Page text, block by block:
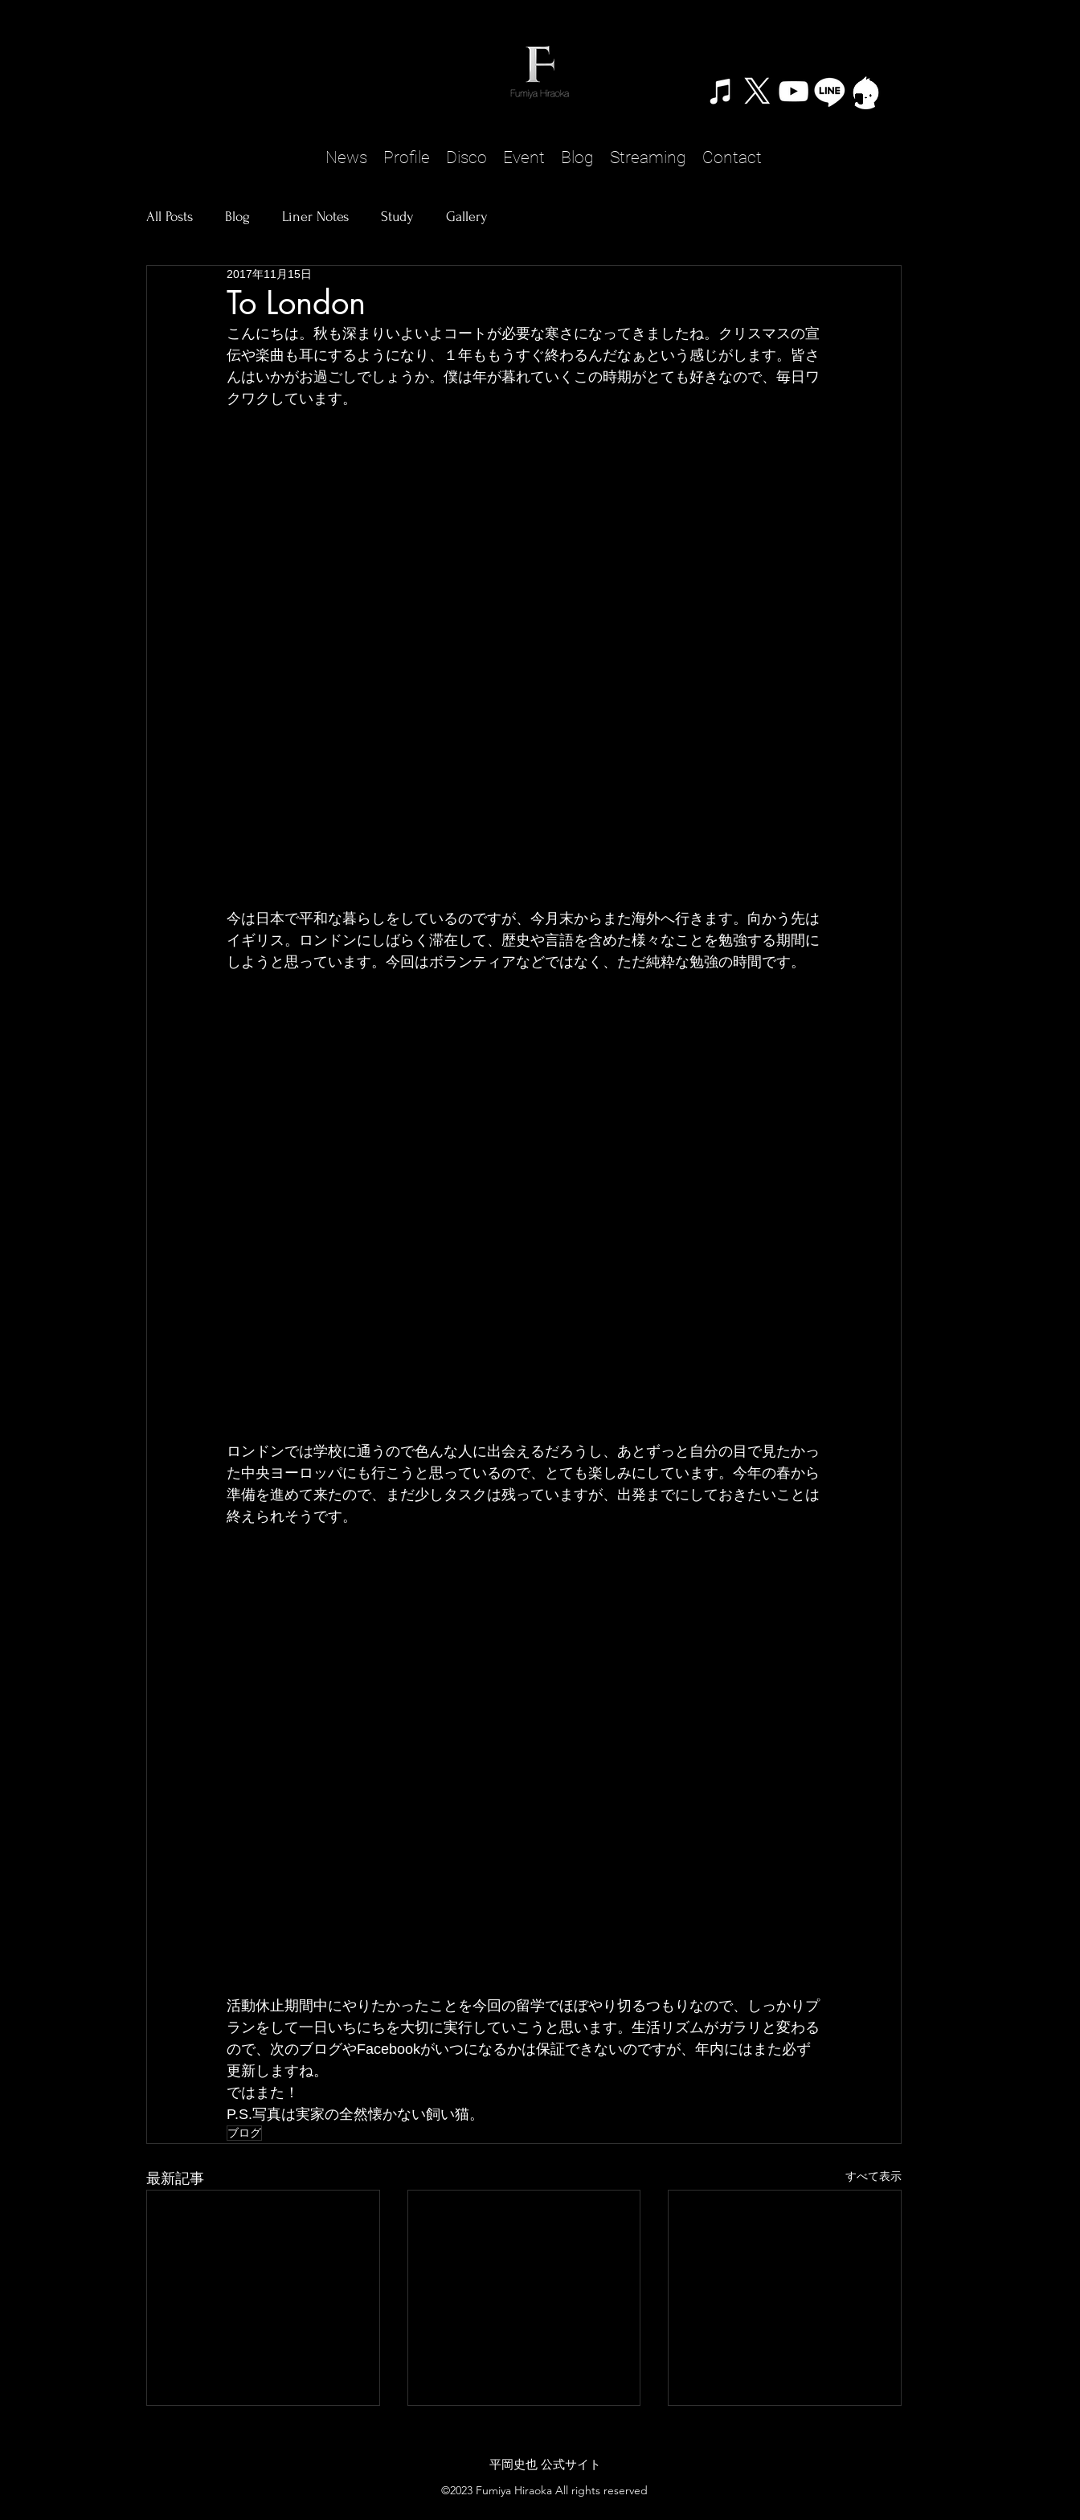
News Profile Disco Event Blog Streaming Contact
All Posts Blog Liner Notes Study Gallery
To London
2017年11月15日
こんにちは。秋も深まりいよいよコートが必要な寒さになってきましたね。クリスマスの宣
伝や楽曲も耳にするようになり、１年ももうすぐ終わるんだなぁという感じがします。皆さ
んはいかがお過ごしでしょうか。僕は年が暮れていくこの時期がとても好きなので、毎日ワ
クワクしています。
今は日本で平和な暮らしをしているのですが、今月末からまた海外へ行きます。向かう先は
イギリス。ロンドンにしばらく滞在して、歴史や言語を含めた様々なことを勉強する期間に
しようと思っています。今回はボランティアなどではなく、ただ純粋な勉強の時間です。
ロンドンでは学校に通うので色んな人に出会えるだろうし、あとずっと自分の目で見たかっ
た中央ヨーロッパにも行こうと思っているので、とても楽しみにしています。今年の春から
準備を進めて来たので、まだ少しタスクは残っていますが、出発までにしておきたいことは
終えられそうです。
活動休止期間中にやりたかったことを今回の留学でほぼやり切るつもりなので、しっかりプ
ランをして一日いちにちを大切に実行していこうと思います。生活リズムがガラリと変わる
ので、次のブログやFacebookがいつになるかは保証できないのですが、年内にはまた必ず
更新しますね。
ではまた！
P.S.写真は実家の全然懐かない飼い猫。
ブログ
最新記事 すべて表示
​平岡史也 公式サイト
©2023 Fumiya Hiraoka All rights reserved